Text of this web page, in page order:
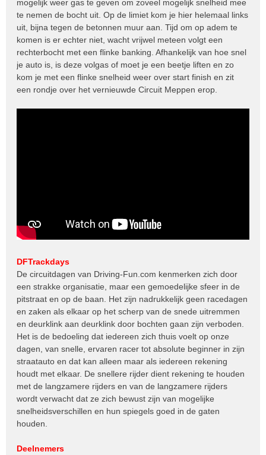
mogelijk weer gas te geven om zoveel mogelijk snelheid mee
te nemen de bocht uit. Op de limiet kom je hier helemaal links
uit, bijna tegen de betonnen muur aan. Tijd om op adem te
komen is er echter niet, wacht vrijwel meteen volgt een
rechterbocht met een flinke banking. Afhankelijk van hoe snel
je auto is, is deze volgas of moet je een beetje liften en zo
kom je met een flinke snelheid weer over start finish en zit
een rondje over het vernieuwde Circuit Meppen erop.
DFTrackdays
De circuitdagen van Driving-Fun.com kenmerken zich door
een strakke organisatie, maar een gemoedelijke sfeer in de
pitstraat en op de baan. Het zijn nadrukkelijk geen racedagen
en zaken als elkaar op het scherp van de snede uitremmen
en deurklink aan deurklink door bochten gaan zijn verboden.
Het is de bedoeling dat iedereen zich thuis voelt op onze
dagen, van snelle, ervaren racer tot absolute beginner in zijn
straatauto en dat kan alleen maar als iedereen rekening
houdt met elkaar. De snellere rijder dient rekening te houden
met de langzamere rijders en van de langzamere rijders
wordt verwacht dat ze zich bewust zijn van mogelijke
snelheidsverschillen en hun spiegels goed in de gaten
houden.
Deelnemers